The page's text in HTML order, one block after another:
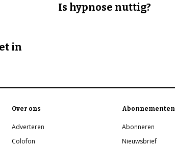
in
Is hypnose nuttig?
Over ons
Adverteren
Colofon
Abonnementen
Abonneren
Nieuwsbrief